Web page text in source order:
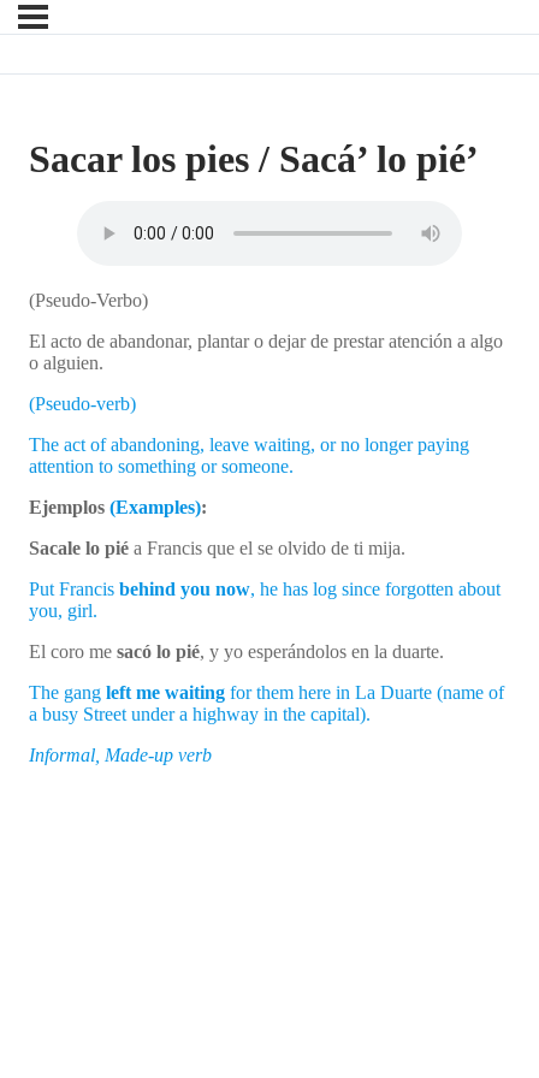
Sacar los pies / Sacá’ lo pié’
(Pseudo-Verbo)
El acto de abandonar, plantar o dejar de prestar atención a algo
o alguien.
(Pseudo-verb)
The act of abandoning, leave waiting, or no longer paying
attention to something or someone.
Ejemplos (Examples):
Sacale lo pié a Francis que el se olvido de ti mija.
Put Francis behind you now, he has log since forgotten about
you, girl.
El coro me sacó lo pié, y yo esperándolos en la duarte.
The gang left me waiting for them here in La Duarte (name of
a busy Street under a highway in the capital).
Informal, Made-up verb